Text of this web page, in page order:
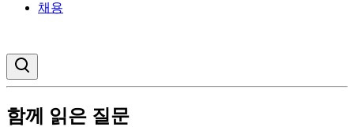
채용
함께 읽은 질문